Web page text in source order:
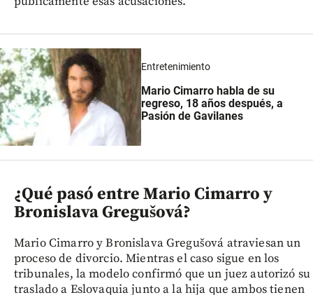
Entretenimiento
Mario Cimarro habla de su
regreso, 18 años después, a
Pasión de Gavilanes
¿Qué pasó entre Mario Cimarro y
Bronislava Gregušová?
Mario Cimarro y Bronislava Gregušová atraviesan un
proceso de divorcio. Mientras el caso sigue en los
tribunales, la modelo confirmó que un juez autorizó su
traslado a Eslovaquia junto a la hija que ambos tienen